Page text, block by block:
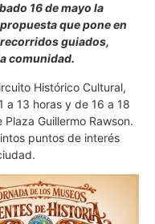
16 de mayo la
que pone en
guiados,
comunidad.
Histórico Cultural,
a 13 horas y de 16 a 18
Guillermo Rawson.
puntos de interés